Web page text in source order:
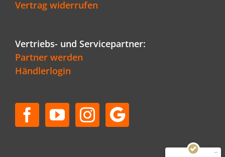
Vertrag widerrufen
Vertriebs- und Servicepartner:
Partner werden
Händlerlogin
SEHR GUT